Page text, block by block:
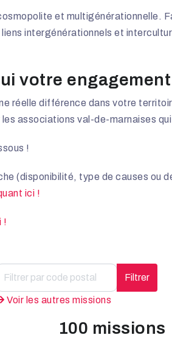
et multigénérationnelle.
intergénérationnels et
votre engagement
réelle différence dans votre
associations val-de-marnaises
!
(disponibilité, type de causes ou
ici !
!
Filtrer
Voir les autres missions
100 missions